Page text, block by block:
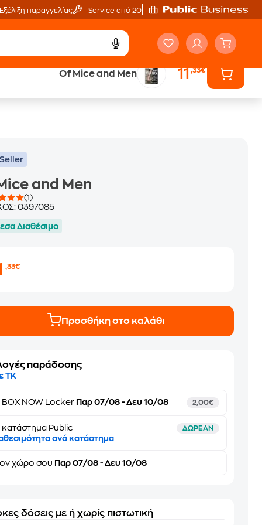
Εξέλιξη παραγγελίας Service από 20'
Of Mice and Men 11,33€
Έλα στον κόσμο
and Men
(1)
0397085
Διαθέσιμο
,33€
Προσθήκη στο καλάθι
παράδοσης
ΤΚ
BOX NOW Locker Παρ 07/08 - Δευ 10/08 2,00€
κατάστημα Public ΔΩΡΕΑΝ
ανά κατάστημα
χώρο σου Παρ 07/08 - Δευ 10/08
δόσεις με ή χωρίς πιστωτική